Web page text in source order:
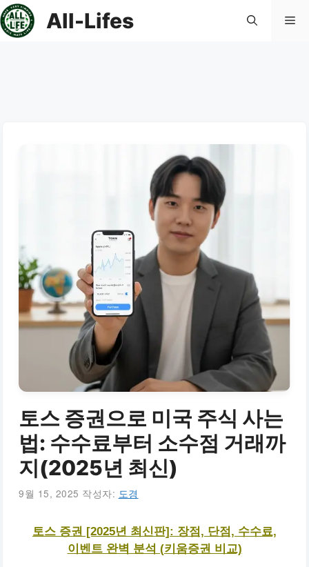
컨
텐
All-Lifes 메
토스 증권으로 미국 주식 사는
법: 수수료부터 소수점 거래까
지(2025년 최신)
9월 15, 2025 작성자: 도경
토스 증권 [2025년 최신판]: 장점, 단점, 수수료,
이벤트 완벽 분석 (키움증권 비교)